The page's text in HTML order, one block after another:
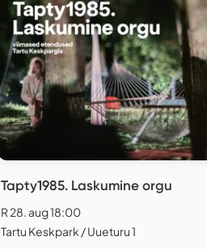
Tapty1985. Laskumine orgu
R 28. aug 18:00
Tartu Keskpark / Uueturu 1